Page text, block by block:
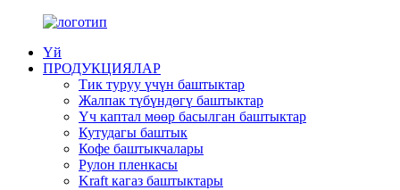
Үй
ПРОДУКЦИЯЛАР
Тик туруу үчүн баштыктар
Жалпак түбүндөгү баштыктар
Үч каптал мөөр басылган баштыктар
Кутудагы баштык
Кофе баштыкчалары
Рулон пленкасы
Kraft кагаз баштыктары